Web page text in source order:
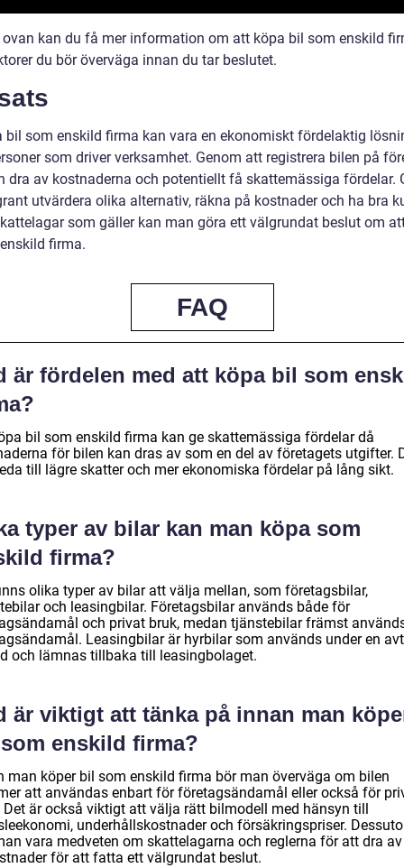
ovan kan du få mer information om att köpa bil som enskild
du bör överväga innan du tar beslutet.
bil som enskild firma kan vara en ekonomiskt fördelaktig
som driver verksamhet. Genom att registrera bilen på
dra av kostnaderna och potentiellt få skattemässiga fördelar.
utvärdera olika alternativ, räkna på kostnader och ha bra
som gäller kan man göra ett välgrundat beslut om
firma.
FAQ
är fördelen med att köpa bil som
bil som enskild firma kan ge skattemässiga fördelar då
för bilen kan dras av som en del av företagets utgifter.
till lägre skatter och mer ekonomiska fördelar på lång sikt.
typer av bilar kan man köpa som
firma?
olika typer av bilar att välja mellan, som företagsbilar,
och leasingbilar. Företagsbilar används både för
och privat bruk, medan tjänstebilar främst
Leasingbilar är hyrbilar som används under en
och lämnas tillbaka till leasingbolaget.
är viktigt att tänka på innan man
enskild firma?
man köper bil som enskild firma bör man överväga om bilen
att användas enbart för företagsändamål eller också för
Det är också viktigt att välja rätt bilmodell med hänsyn till
underhållskostnader och försäkringspriser.
vara medveten om skattelagarna och reglerna för att dra av
för att fatta ett välgrundat beslut.